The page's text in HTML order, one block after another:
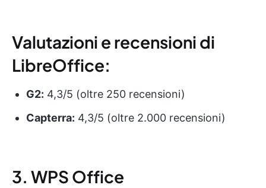
Valutazioni e recensioni di
LibreOffice:
G2: 4,3/5 (oltre 250 recensioni)
Capterra: 4,3/5 (oltre 2.000 recensioni)
3. WPS Office